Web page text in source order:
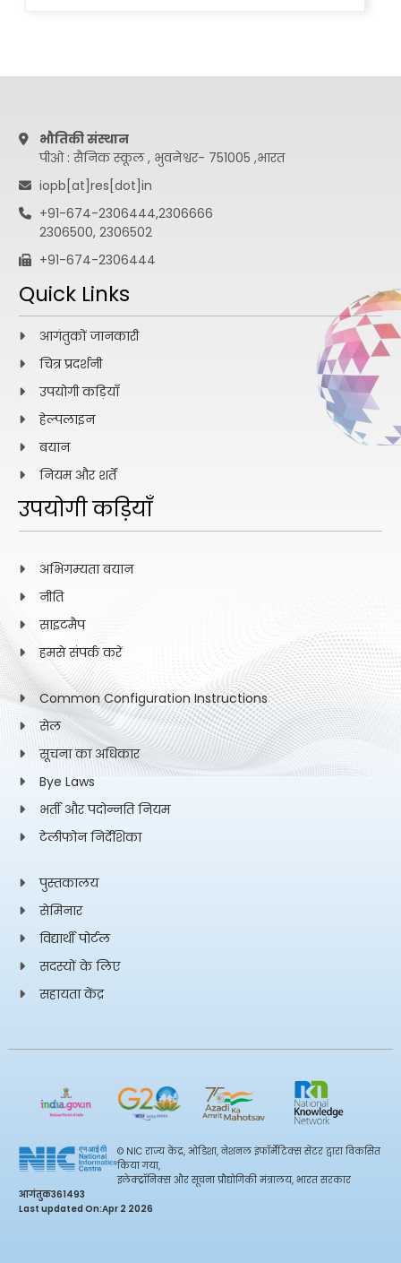
भौतिकी संस्थान
पीओ : सैनिक स्कूल , भुवनेश्वर- 751005 ,भारत
iopb[at]res[dot]in
+91-674-2306444,2306666
2306500, 2306502
+91-674-2306444
Quick Links
आगंतुकों जानकारी
चित्र प्रदर्शनी
उपयोगी कड़ियाँ
हेल्पलाइन
बयान
नियम और शर्तें
उपयोगी कड़ियाँ
अभिगम्यता बयान
नीति
साइटमैप
हमसे संपर्क करें
Common Configuration Instructions
सेल
सूचना का अधिकार
Bye Laws
भर्ती और पदोन्नति नियम
टेलीफोन निर्देशिका
पुस्तकालय
सेमिनार
विद्यार्थी पोर्टल
सदस्यों के लिए
सहायता केंद्र
© NIC राज्य केंद्र, ओडिशा, नेशनल इंफॉर्मेटिक्स सेंटर द्वारा विकसित
किया गया,
इलेक्ट्रॉनिक्स और सूचना प्रौद्योगिकी मंत्रालय, भारत सरकार
आगंतुक361493
Last updated On:Apr 2 2026